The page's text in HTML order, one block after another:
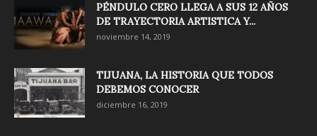
PÉNDULO CERO LLEGA A SUS 12 AÑOS
DE TRAYECTORIA ARTISTICA Y...
noviembre 14, 2019
TIJUANA, LA HISTORIA QUE TODOS
DEBEMOS CONOCER
diciembre 16, 2019